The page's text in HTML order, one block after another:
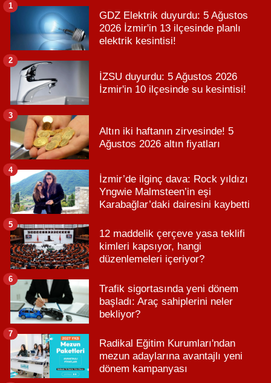
GDZ Elektrik duyurdu: 5 Ağustos
2026 İzmir'in 13 ilçesinde planlı
elektrik kesintisi!
1
İZSU duyurdu: 5 Ağustos 2026
İzmir'in 10 ilçesinde su kesintisi!
2
Altın iki haftanın zirvesinde! 5
Ağustos 2026 altın fiyatları
3
İzmir’de ilginç dava: Rock yıldızı
Yngwie Malmsteen’in eşi
Karabağlar’daki dairesini kaybetti
4
12 maddelik çerçeve yasa teklifi
kimleri kapsıyor, hangi
düzenlemeleri içeriyor?
5
Trafik sigortasında yeni dönem
başladı: Araç sahiplerini neler
bekliyor?
6
Radikal Eğitim Kurumları'ndan
mezun adaylarına avantajlı yeni
dönem kampanyası
7